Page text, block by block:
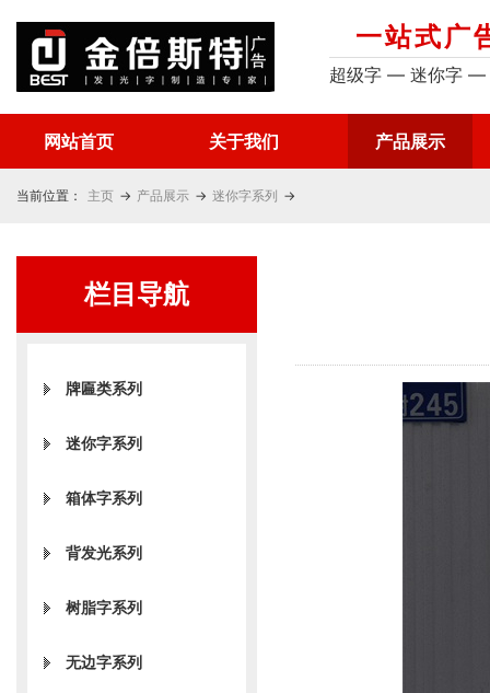
一站式广
超级字 — 迷你字
网站首页 关于我们 产品展示
当前位置： 主页 → 产品展示 → 迷你字系列 →
栏目导航
牌匾类系列
迷你字系列
箱体字系列
背发光系列
树脂字系列
无边字系列